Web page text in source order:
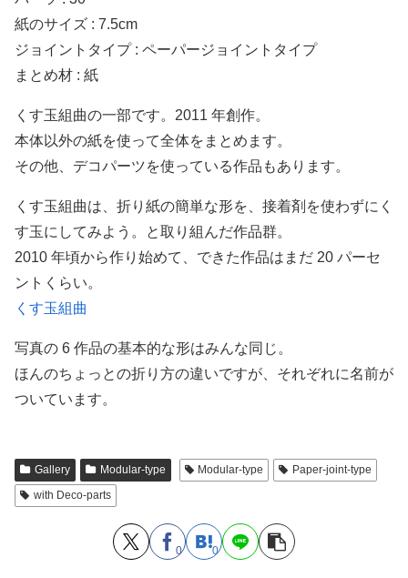
紙のサイズ : 7.5cm
ジョイントタイプ : ペーパージョイントタイプ
まとめ材 : 紙
くす玉組曲の一部です。2011 年創作。
本体以外の紙を使って全体をまとめます。
その他、デコパーツを使っている作品もあります。
くす玉組曲は、折り紙の簡単な形を、接着剤を使わずにく
す玉にしてみよう。と取り組んだ作品群。
2010 年頃から作り始めて、できた作品はまだ 20 パーセ
ントくらい。
くす玉組曲
写真の 6 作品の基本的な形はみんな同じ。
ほんのちょっとの折り方の違いですが、それぞれに名前が
ついています。
Gallery Modular-type Modular-type
Paper-joint-type
with Deco-parts
0 0